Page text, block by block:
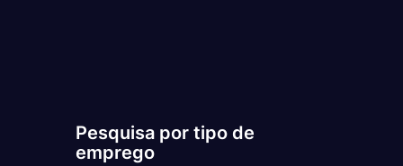
Pesquisa por tipo de
emprego